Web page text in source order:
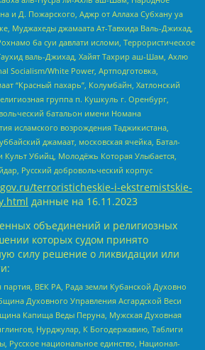
и Д. Пожарского, Аджр от Аллаха Субхану уа
Муджахеды джамаата Ат-Тавхида Валь-Джихад,
ба суи давлати исломи, Террористическое
валь-Джихад, Хайят Тахрир аш-Шам, Ахлю
Socialism/White Power, Артподготовка,
“Красный пахарь”, Колумбайн, Хатлонский
группа п. Кушкуль г. Оренбург,
батальон имени Номана
исламского возрождения Таджикистана,
джамаат, московская ячейка, Батал-
Убийц, Молодёжь Которая Улыбается,
Русский добровольческий корпус
terroristicheskie-i-ekstremistskie-
данные на 16.11.2023
объединений и религиозных
которых судом принято
силу решение о ликвидации или
ВЕК РА, Рада земли Кубанской Духовно
Духовного Управления Асгардской Веси
Капища Веды Перуна, Мужская Духовная
Нурджулар, К Богодержавию, Таблиги
Русское национальное единство, Национал-